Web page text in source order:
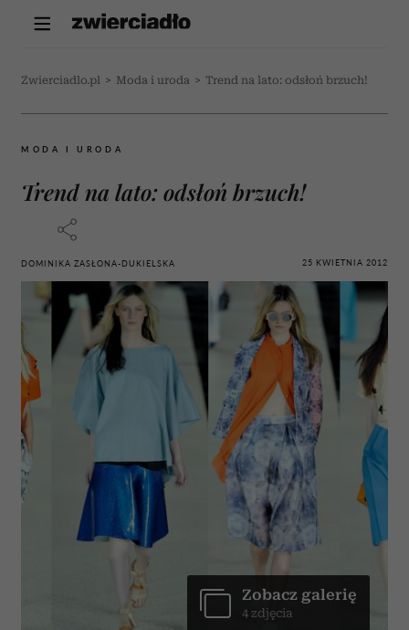
Zwierciadlo.pl > Moda i uroda > Trend na lato: odsłoń brzuch!
MODA I URODA
Trend na lato: odsłoń brzuch!
DOMINIKA ZASŁONA-DUKIELSKA 25 KWIETNIA 2012
Zobacz galerię
4 zdjęcia